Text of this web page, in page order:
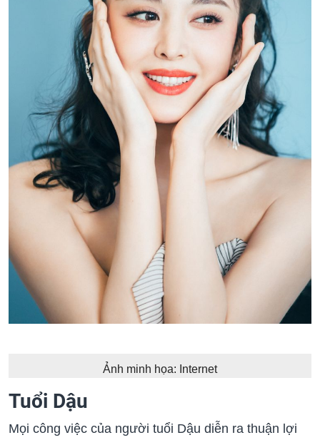
Ảnh minh họa: Internet
Tuổi Dậu
Mọi công việc của người tuổi Dậu diễn ra thuận lợi